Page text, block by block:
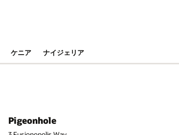
ケニア ナイジェリア
Pigeonhole